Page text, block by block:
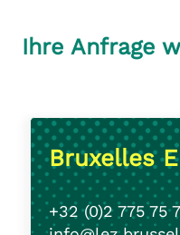
Ihre Anfrage
Bruxelles
+32 (0)2 775 75